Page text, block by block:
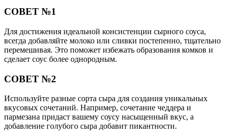
СОВЕТ №1
Для достижения идеальной консистенции сырного соуса,
всегда добавляйте молоко или сливки постепенно, тщательно
перемешивая. Это поможет избежать образования комков и
сделает соус более однородным.
СОВЕТ №2
Используйте разные сорта сыра для создания уникальных
вкусовых сочетаний. Например, сочетание чеддера и
пармезана придаст вашему соусу насыщенный вкус, а
добавление голубого сыра добавит пикантности.